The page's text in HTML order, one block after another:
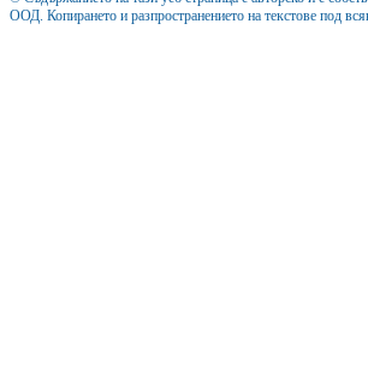
ООД. Копирането и разпространението на текстове под